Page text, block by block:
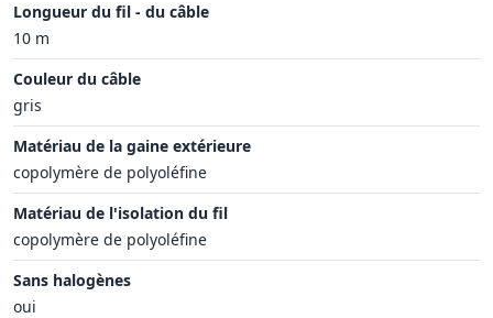
Longueur du fil - du câble
10 m
Couleur du câble
gris
Matériau de la gaine extérieure
copolymère de polyoléfine
Matériau de l'isolation du fil
copolymère de polyoléfine
Sans halogènes
oui